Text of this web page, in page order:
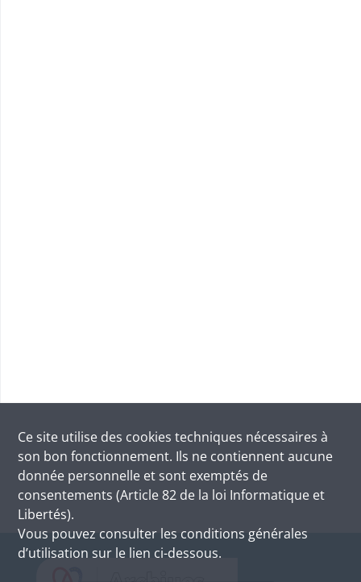
Ce site utilise des cookies techniques nécessaires à
son bon fonctionnement. Ils ne contiennent aucune
donnée personnelle et sont exemptés de
consentements (Article 82 de la loi Informatique et
Libertés).
Vous pouvez consulter les conditions générales
d’utilisation sur le lien ci-dessous.